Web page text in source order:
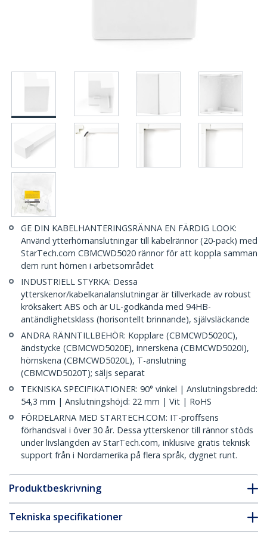
GE DIN KABELHANTERINGSRÄNNA EN FÄRDIG LOOK:
Använd ytterhörnanslutningar till kabelrännor (20-pack) med
StarTech.com CBMCWD5020 rännor för att koppla samman
dem runt hörnen i arbetsområdet
INDUSTRIELL STYRKA: Dessa
ytterskenor/kabelkanalanslutningar är tillverkade av robust
kröksäkert ABS och är UL-godkända med 94HB-
antändlighetsklass (horisontellt brinnande), självsläckande
ANDRA RÄNNTILLBEHÖR: Kopplare (CBMCWD5020C),
ändstycke (CBMCWD5020E), innerskena (CBMCWD5020I),
hörnskena (CBMCWD5020L), T-anslutning
(CBMCWD5020T); säljs separat
TEKNISKA SPECIFIKATIONER: 90° vinkel | Anslutningsbredd:
54,3 mm | Anslutningshöjd: 22 mm | Vit | RoHS
FÖRDELARNA MED STARTECH.COM: IT-proffsens
förhandsval i över 30 år. Dessa ytterskenor till rännor stöds
under livslängden av StarTech.com, inklusive gratis teknisk
support från i Nordamerika på flera språk, dygnet runt.
Produktbeskrivning
Tekniska specifikationer